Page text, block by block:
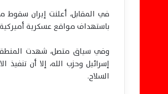
في المقابل، أعلنت إيران سقوط
باستهداف مواقع عسكرية
وفي سياق متصل، شهدت المنطقة
إسرائيل وحزب الله، إلا أن تنفيذ
السلاح.